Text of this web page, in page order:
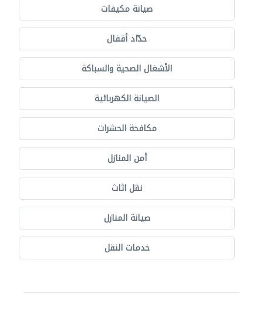
صيانة مكيفات
حدّاد أقفال
الأشغال الصحية والسباكة
الصيانة الكهربائية
مكافحة الحشرات
أمن المنازل
نقل اثاث
صيانة المنازل
خدمات النقل